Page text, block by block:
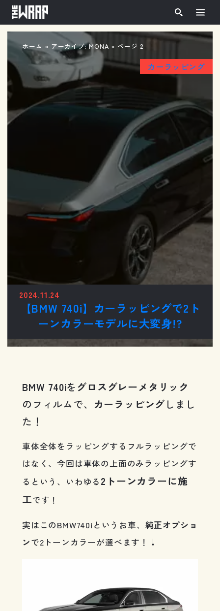
投稿者:
ホーム » アーカイブ: MONA » ページ 2
カーラッピング
2024.11.24
【BMW 740i】カーラッピングで2ト
ーンカラーモデルに大変身!?
BMW 740iをグロスグレーメタリック
のフィルムで、 カーラッピング しまし
た！
車体全体をラッピングするフルラッピングで
はなく、今回は車体の上面のみラッピングす
るという、いわゆる 2トーンカラーに施
工です！
実はこのBMW740iというお車、 純正オプショ
ンで2トーンカラーが選べます！↓